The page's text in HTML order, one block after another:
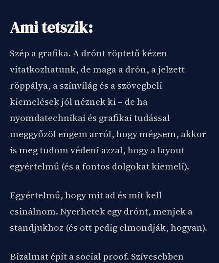
Ami tetszik:
Szép a grafika. A drónt röptető kézen
vitatkozhatunk, de maga a drón, a jelzett
röppálya, a színvilág és a szövegbeli
kiemelések jól néznek ki – de ha
nyomdatechnikai és grafikai tudással
meggyőzöl engem arról, hogy mégsem, akkor
is meg tudom védeni azzal, hogy a layout
egyértelmű (és a fontos dolgokat kiemeli).
Egyértelmű, hogy mit ad és mit kell
csinálnom. Nyerhetek egy drónt, menjek a
standjukhoz (és ott pedig elmondják, hogyan).
Bizalmat épít a social proof. Szívesebben